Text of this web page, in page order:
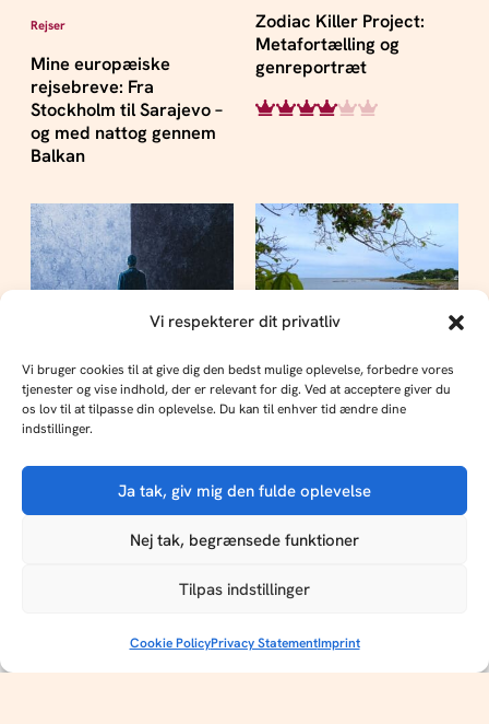
Vi respekterer dit privatliv
Vi bruger cookies til at give dig den bedst mulige oplevelse, forbedre vores
tjenester og vise indhold, der er relevant for dig. Ved at acceptere giver du
os lov til at tilpasse din oplevelse. Du kan til enhver tid ændre dine
indstillinger.
Ja tak, giv mig den fulde oplevelse
Nej tak, begrænsede funktioner
Tilpas indstillinger
Cookie PolicyPrivacy StatementImprint
Rejser
Mine europæiske
rejsebreve: Fra
Stockholm til Sarajevo –
og med nattog gennem
Balkan
Zodiac Killer Project:
Metafortælling og
genreportræt
Samfund
Det handler om, hvordan
du fortæller, hvem du er
Rejser
KØB ULTU
ULTU er til salg som en del af en platform med 7